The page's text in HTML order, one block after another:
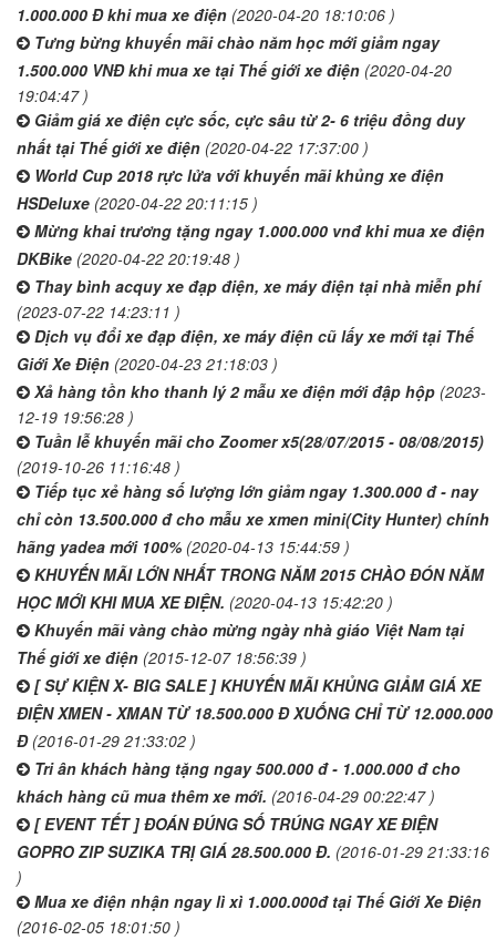
1.000.000 Đ khi mua xe điện (2020-04-20 18:10:06 )
Tưng bừng khuyến mãi chào năm học mới giảm ngay
1.500.000 VNĐ khi mua xe tại Thế giới xe điện (2020-04-20
19:04:47 )
Giảm giá xe điện cực sốc, cực sâu từ 2- 6 triệu đồng duy
nhất tại Thế giới xe điện (2020-04-22 17:37:00 )
World Cup 2018 rực lửa với khuyến mãi khủng xe điện
HSDeluxe (2020-04-22 20:11:15 )
Mừng khai trương tặng ngay 1.000.000 vnđ khi mua xe điện
DKBike (2020-04-22 20:19:48 )
Thay bình acquy xe đạp điện, xe máy điện tại nhà miễn phí
(2023-07-22 14:23:11 )
Dịch vụ đổi xe đạp điện, xe máy điện cũ lấy xe mới tại Thế
Giới Xe Điện (2020-04-23 21:18:03 )
Xả hàng tồn kho thanh lý 2 mẫu xe điện mới đập hộp (2023-
12-19 19:56:28 )
Tuần lễ khuyến mãi cho Zoomer x5(28/07/2015 - 08/08/2015)
(2019-10-26 11:16:48 )
Tiếp tục xẻ hàng số lượng lớn giảm ngay 1.300.000 đ - nay
chỉ còn 13.500.000 đ cho mẫu xe xmen mini(City Hunter) chính
hãng yadea mới 100% (2020-04-13 15:44:59 )
KHUYẾN MÃI LỚN NHẤT TRONG NĂM 2015 CHÀO ĐÓN NĂM
HỌC MỚI KHI MUA XE ĐIỆN. (2020-04-13 15:42:20 )
Khuyến mãi vàng chào mừng ngày nhà giáo Việt Nam tại
Thế giới xe điện (2015-12-07 18:56:39 )
[ SỰ KIỆN X- BIG SALE ] KHUYẾN MÃI KHỦNG GIẢM GIÁ XE
ĐIỆN XMEN - XMAN TỪ 18.500.000 Đ XUỐNG CHỈ TỪ 12.000.000
Đ (2016-01-29 21:33:02 )
Tri ân khách hàng tặng ngay 500.000 đ - 1.000.000 đ cho
khách hàng cũ mua thêm xe mới. (2016-04-29 00:22:47 )
[ EVENT TẾT ] ĐOÁN ĐÚNG SỐ TRÚNG NGAY XE ĐIỆN
GOPRO ZIP SUZIKA TRỊ GIÁ 28.500.000 Đ. (2016-01-29 21:33:16
)
Mua xe điện nhận ngay lì xì 1.000.000đ tại Thế Giới Xe Điện
(2016-02-05 18:01:50 )